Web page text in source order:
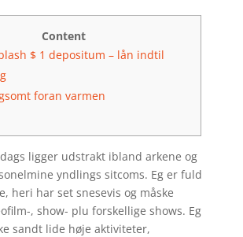
Content
$ 1 depositum – lån indtil
foran varmen
ligger udstrakt ibland arkene og
yndlings sitcoms. Eg er fuld
heri har set snesevis og måske
, show- plu forskellige shows. Eg
sandt lide høje aktiviteter,